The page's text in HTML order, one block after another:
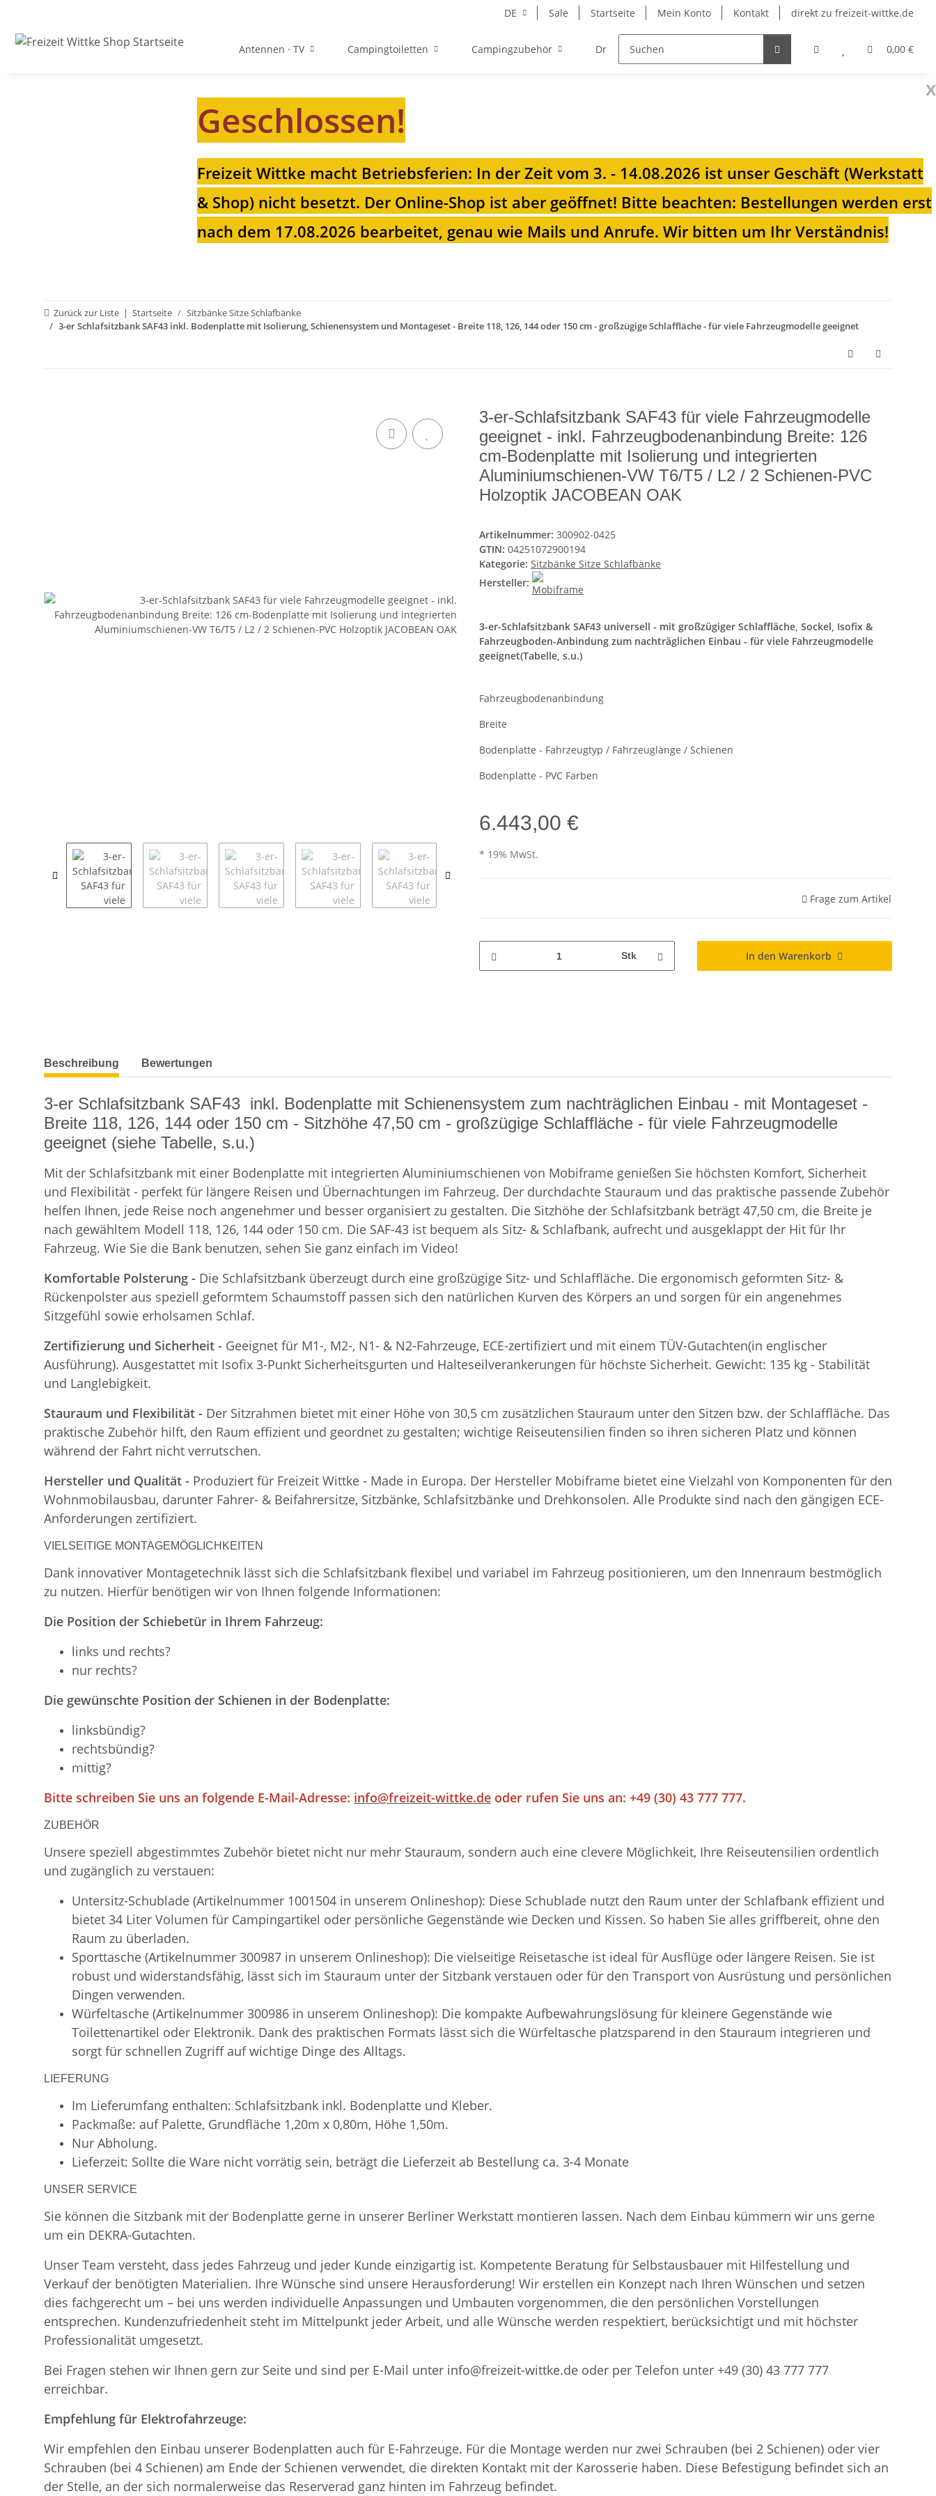
DE Sale Startseite Mein Konto Kontakt direkt zu freizeit-wittke.de
0,00 €
Antennen · TV Campingtoiletten Campingzubehör Drehkonsolen Heizungen für Ihren
x
Geschlossen!
Freizeit Wittke macht Betriebsferien: In der Zeit vom 3. - 14.08.2026 ist unser Geschäft (Werkstatt
& Shop) nicht besetzt. Der Online-Shop ist aber geöffnet! Bitte beachten: Bestellungen werden erst
nach dem 17.08.2026 bearbeitet, genau wie Mails und Anrufe. Wir bitten um Ihr Verständnis!
Zurück zur Liste Startseite
Sitzbänke Sitze Schlafbänke
3-er Schlafsitzbank SAF43 inkl. Bodenplatte mit Isolierung, Schienensystem und Montageset - Breite 118, 126, 144 oder 150 cm - großzügige Schlaffläche - für viele Fahrzeugmodelle geeignet
3-er-Schlafsitzbank SAF43 für viele Fahrzeugmodelle
geeignet - inkl. Fahrzeugbodenanbindung Breite: 126
cm-Bodenplatte mit Isolierung und integrierten
Aluminiumschienen-VW T6/T5 / L2 / 2 Schienen-PVC
Holzoptik JACOBEAN OAK
Artikelnummer: 300902-0425
GTIN: 04251072900194
Kategorie: Sitzbänke Sitze Schlafbänke
Hersteller:
3-er-Schlafsitzbank SAF43 universell - mit großzügiger Schlaffläche, Sockel, Isofix &
Fahrzeugboden-Anbindung zum nachträglichen Einbau - für viele Fahrzeugmodelle
geeignet(Tabelle, s.u.)
Fahrzeugbodenanbindung
Breite
Bodenplatte - Fahrzeugtyp / Fahrzeuglänge / Schienen
Bodenplatte - PVC Farben
6.443,00 €
* 19% MwSt.
Frage zum Artikel
Stk In den Warenkorb
weitere Registerkarten anzeigen
Beschreibung Bewertungen
3-er Schlafsitzbank SAF43 inkl. Bodenplatte mit Schienensystem zum nachträglichen Einbau - mit Montageset -
Breite 118, 126, 144 oder 150 cm - Sitzhöhe 47,50 cm - großzügige Schlaffläche - für viele Fahrzeugmodelle
geeignet (siehe Tabelle, s.u.)
Mit der Schlafsitzbank mit einer Bodenplatte mit integrierten Aluminiumschienen von Mobiframe genießen Sie höchsten Komfort, Sicherheit
und Flexibilität - perfekt für längere Reisen und Übernachtungen im Fahrzeug. Der durchdachte Stauraum und das praktische passende Zubehör
helfen Ihnen, jede Reise noch angenehmer und besser organisiert zu gestalten. Die Sitzhöhe der Schlafsitzbank beträgt 47,50 cm, die Breite je
nach gewähltem Modell 118, 126, 144 oder 150 cm. Die SAF-43 ist bequem als Sitz- & Schlafbank, aufrecht und ausgeklappt der Hit für Ihr
Fahrzeug. Wie Sie die Bank benutzen, sehen Sie ganz einfach im Video!
Komfortable Polsterung - Die Schlafsitzbank überzeugt durch eine großzügige Sitz- und Schlaffläche. Die ergonomisch geformten Sitz- &
Rückenpolster aus speziell geformtem Schaumstoff passen sich den natürlichen Kurven des Körpers an und sorgen für ein angenehmes
Sitzgefühl sowie erholsamen Schlaf.
Zertifizierung und Sicherheit - Geeignet für M1-, M2-, N1- & N2-Fahrzeuge, ECE-zertifiziert und mit einem TÜV-Gutachten(in englischer
Ausführung). Ausgestattet mit Isofix 3-Punkt Sicherheitsgurten und Halteseilverankerungen für höchste Sicherheit. Gewicht: 135 kg - Stabilität
und Langlebigkeit.
Stauraum und Flexibilität - Der Sitzrahmen bietet mit einer Höhe von 30,5 cm zusätzlichen Stauraum unter den Sitzen bzw. der Schlaffläche. Das
praktische Zubehör hilft, den Raum effizient und geordnet zu gestalten; wichtige Reiseutensilien finden so ihren sicheren Platz und können
während der Fahrt nicht verrutschen.
Hersteller und Qualität - Produziert für Freizeit Wittke - Made in Europa. Der Hersteller Mobiframe bietet eine Vielzahl von Komponenten für den
Wohnmobilausbau, darunter Fahrer- & Beifahrersitze, Sitzbänke, Schlafsitzbänke und Drehkonsolen. Alle Produkte sind nach den gängigen ECE-
Anforderungen zertifiziert.
VIELSEITIGE MONTAGEMÖGLICHKEITEN
Dank innovativer Montagetechnik lässt sich die Schlafsitzbank flexibel und variabel im Fahrzeug positionieren, um den Innenraum bestmöglich
zu nutzen. Hierfür benötigen wir von Ihnen folgende Informationen:
Die Position der Schiebetür in Ihrem Fahrzeug:
links und rechts?
nur rechts?
Die gewünschte Position der Schienen in der Bodenplatte:
linksbündig?
rechtsbündig?
mittig?
Bitte schreiben Sie uns an folgende E-Mail-Adresse: info@freizeit-wittke.de oder rufen Sie uns an: +49 (30) 43 777 777.
ZUBEHÖR
Unsere speziell abgestimmtes Zubehör bietet nicht nur mehr Stauraum, sondern auch eine clevere Möglichkeit, Ihre Reiseutensilien ordentlich
und zugänglich zu verstauen:
Untersitz-Schublade (Artikelnummer 1001504 in unserem Onlineshop): Diese Schublade nutzt den Raum unter der Schlafbank effizient und
bietet 34 Liter Volumen für Campingartikel oder persönliche Gegenstände wie Decken und Kissen. So haben Sie alles griffbereit, ohne den
Raum zu überladen.
Sporttasche (Artikelnummer 300987 in unserem Onlineshop): Die vielseitige Reisetasche ist ideal für Ausflüge oder längere Reisen. Sie ist
robust und widerstandsfähig, lässt sich im Stauraum unter der Sitzbank verstauen oder für den Transport von Ausrüstung und persönlichen
Dingen verwenden.
Würfeltasche (Artikelnummer 300986 in unserem Onlineshop): Die kompakte Aufbewahrungslösung für kleinere Gegenstände wie
Toilettenartikel oder Elektronik. Dank des praktischen Formats lässt sich die Würfeltasche platzsparend in den Stauraum integrieren und
sorgt für schnellen Zugriff auf wichtige Dinge des Alltags.
LIEFERUNG
Im Lieferumfang enthalten: Schlafsitzbank inkl. Bodenplatte und Kleber.
Packmaße: auf Palette, Grundfläche 1,20m x 0,80m, Höhe 1,50m.
Nur Abholung.
Lieferzeit: Sollte die Ware nicht vorrätig sein, beträgt die Lieferzeit ab Bestellung ca. 3-4 Monate
UNSER SERVICE
Sie können die Sitzbank mit der Bodenplatte gerne in unserer Berliner Werkstatt montieren lassen. Nach dem Einbau kümmern wir uns gerne
um ein DEKRA-Gutachten.
Unser Team versteht, dass jedes Fahrzeug und jeder Kunde einzigartig ist. Kompetente Beratung für Selbstausbauer mit Hilfestellung und
Verkauf der benötigten Materialien. Ihre Wünsche sind unsere Herausforderung! Wir erstellen ein Konzept nach Ihren Wünschen und setzen
dies fachgerecht um – bei uns werden individuelle Anpassungen und Umbauten vorgenommen, die den persönlichen Vorstellungen
entsprechen. Kundenzufriedenheit steht im Mittelpunkt jeder Arbeit, und alle Wünsche werden respektiert, berücksichtigt und mit höchster
Professionalität umgesetzt.
Bei Fragen stehen wir Ihnen gern zur Seite und sind per E-Mail unter info@freizeit-wittke.de oder per Telefon unter +49 (30) 43 777 777
erreichbar.
Empfehlung für Elektrofahrzeuge:
Wir empfehlen den Einbau unserer Bodenplatten auch für E-Fahrzeuge. Für die Montage werden nur zwei Schrauben (bei 2 Schienen) oder vier
Schrauben (bei 4 Schienen) am Ende der Schienen verwendet, die direkten Kontakt mit der Karosserie haben. Diese Befestigung befindet sich an
der Stelle, an der sich normalerweise das Reserverad ganz hinten im Fahrzeug befindet.